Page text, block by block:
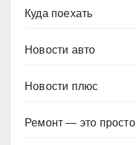
Куда поехать
Новости авто
Новости плюс
Ремонт — это просто